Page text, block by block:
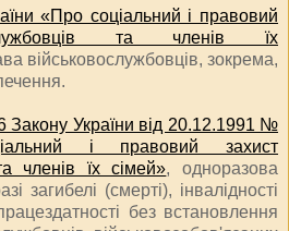
«Про соціальний і правовий
та членів їх
військовослужбовців, зокрема,
Закону України від 20.12.1991 №
і правовий захист
членів їх сімей», одноразова
загибелі (смерті), інвалідності
без встановлення